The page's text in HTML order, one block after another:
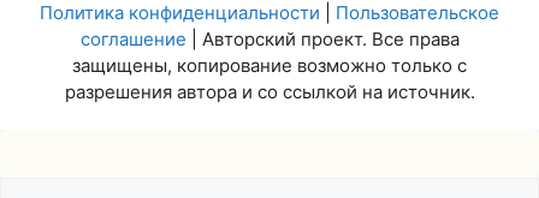
Политика конфиденциальности
Пользовательское
соглашение | Авторский проект. Все права
защищены, копирование возможно только с
разрешения автора и со ссылкой на источник.